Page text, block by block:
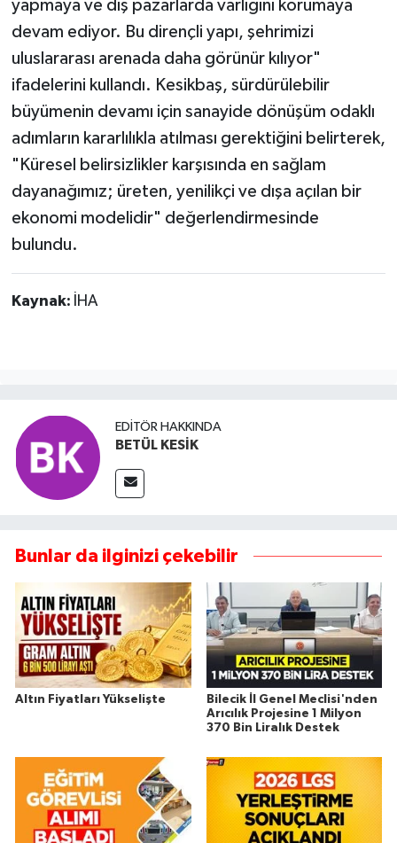
yapmaya ve dış pazarlarda varlığını korumaya
devam ediyor. Bu dirençli yapı, şehrimizi
uluslararası arenada daha görünür kılıyor"
ifadelerini kullandı. Kesikbaş, sürdürülebilir
büyümenin devamı için sanayide dönüşüm odaklı
adımların kararlılıkla atılması gerektiğini belirterek,
"Küresel belirsizlikler karşısında en sağlam
dayanağımız; üreten, yenilikçi ve dışa açılan bir
ekonomi modelidir" değerlendirmesinde
bulundu.
Kaynak: İHA
EDITÖR HAKKINDA
BETÜL KESİK
Bunlar da ilginizi çekebilir
Altın Fiyatları Yükselişte
Bilecik İl Genel Meclisi'nden
Arıcılık Projesine 1 Milyon
370 Bin Liralık Destek